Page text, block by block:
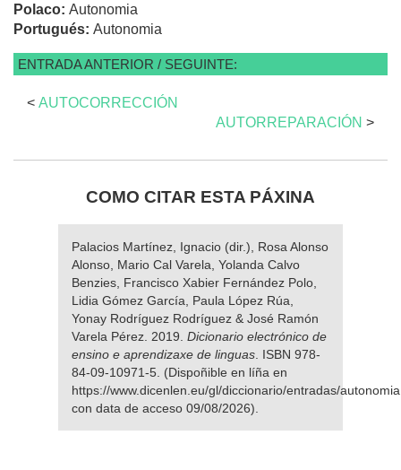
Polaco: Autonomia
Portugués: Autonomia
ENTRADA ANTERIOR / SEGUINTE:
< AUTOCORRECCIÓN
AUTORREPARACIÓN >
COMO CITAR ESTA PÁXINA
Palacios Martínez, Ignacio (dir.), Rosa Alonso
Alonso, Mario Cal Varela, Yolanda Calvo
Benzies, Francisco Xabier Fernández Polo,
Lidia Gómez García, Paula López Rúa,
Yonay Rodríguez Rodríguez & José Ramón
Varela Pérez. 2019. Dicionario electrónico de
ensino e aprendizaxe de linguas . ISBN 978-
84-09-10971-5. (Dispoñible en líña en
https://www.dicenlen.eu/gl/diccionario/entradas/
con data de acceso 09/08/2026).